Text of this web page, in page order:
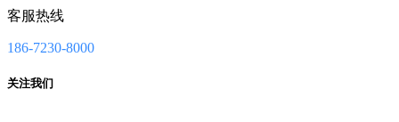
客服热线
186-7230-8000
关注我们